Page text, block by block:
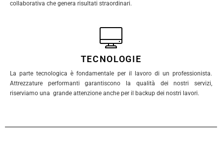
collaborativa che genera risultati straordinari.
TECNOLOGIE
La parte tecnologica è fondamentale per il lavoro di un professionista.
Attrezzature performanti garantiscono la qualità dei nostri servizi,
riserviamo una grande attenzione anche per il backup dei nostri lavori.